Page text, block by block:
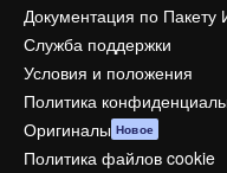
Документация по Пакету
Служба поддержки
Условия и положения
Политика
Оригиналы Новое
Политика файлов cookie